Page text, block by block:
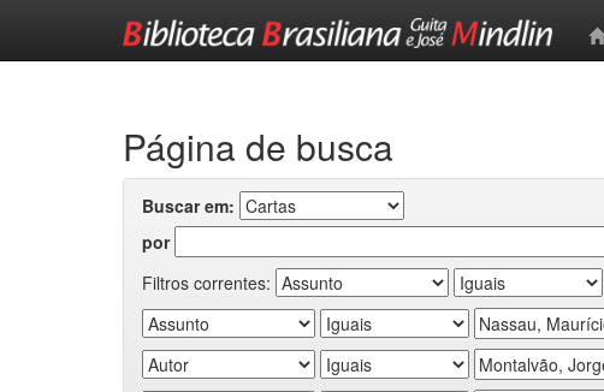
Página de busca
Buscar em:
por
Filtros correntes: